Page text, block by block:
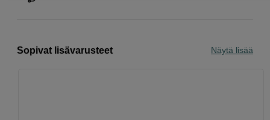
Sopivat lisävarusteet Näytä lisää